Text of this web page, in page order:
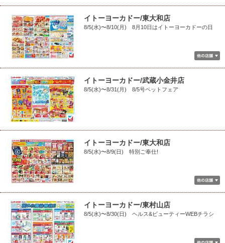
イトーヨーカドー/東大和店
8/5(水)〜8/10(月) 8月10日はイトーヨーカドーの日
イトーヨーカドー/武蔵小金井店
8/5(水)〜8/31(月) 8/5号ペットフェア
イトーヨーカドー/東大和店
8/5(水)〜8/9(日) 特別ご奉仕!
イトーヨーカドー/東村山店
8/5(水)〜8/30(日) ヘルス&ビューティーWEBチラシ